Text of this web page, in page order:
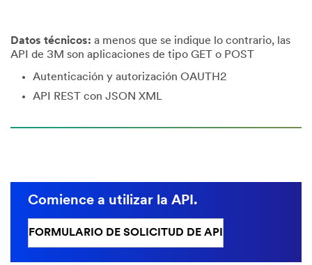
Datos técnicos: a menos que se indique lo contrario, las
API de 3M son aplicaciones de tipo GET o POST
Autenticación y autorización OAUTH2
API REST con JSON XML
Comience a utilizar la API.
FORMULARIO DE SOLICITUD DE API